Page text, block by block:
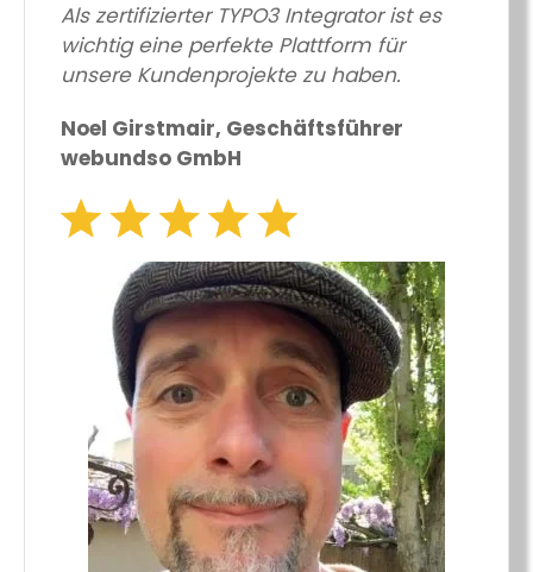
Als zertifizierter TYPO3 Integrator ist es
wichtig eine perfekte Plattform für
unsere Kundenprojekte zu haben.
Noel Girstmair, Geschäftsführer
webundso GmbH